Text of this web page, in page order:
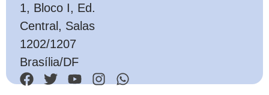
1, Bloco I, Ed.
Central, Salas
1202/1207
Brasília/DF